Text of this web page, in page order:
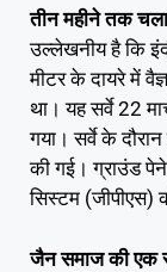
तीन महीने तक चला
उल्लेखनीय है कि
मीटर के दायरे में
था। यह सर्वे 22
गया। सर्वे के
की गई। ग्राउंड
सिस्टम (जीपीएस)
जैन समाज की एक